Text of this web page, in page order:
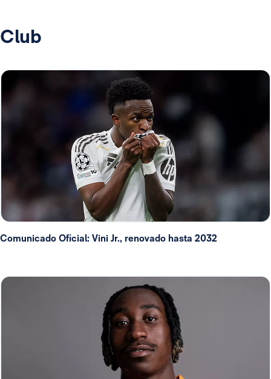
Club
Comunicado Oficial: Vini Jr., renovado hasta 2032